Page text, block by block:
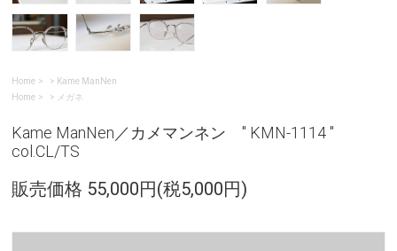
Home > Kame ManNen
Home
> メガネ
Kame ManNen／カメマンネン " KMN-1114 "
col.CL/TS
販売価格 55,000円(税5,000円)